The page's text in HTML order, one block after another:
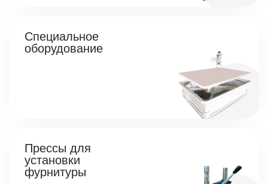
Специальное
оборудование
Прессы для
установки
фурнитуры